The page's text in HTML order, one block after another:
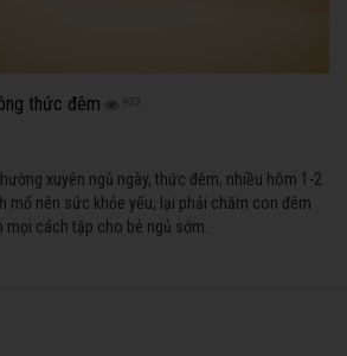
thức đêm 933
xuyên ngủ ngày, thức đêm, nhiều hôm 1-2
mổ nên sức khỏe yếu, lại phải chăm con đêm
mọi cách tập cho bé ngủ sớm.